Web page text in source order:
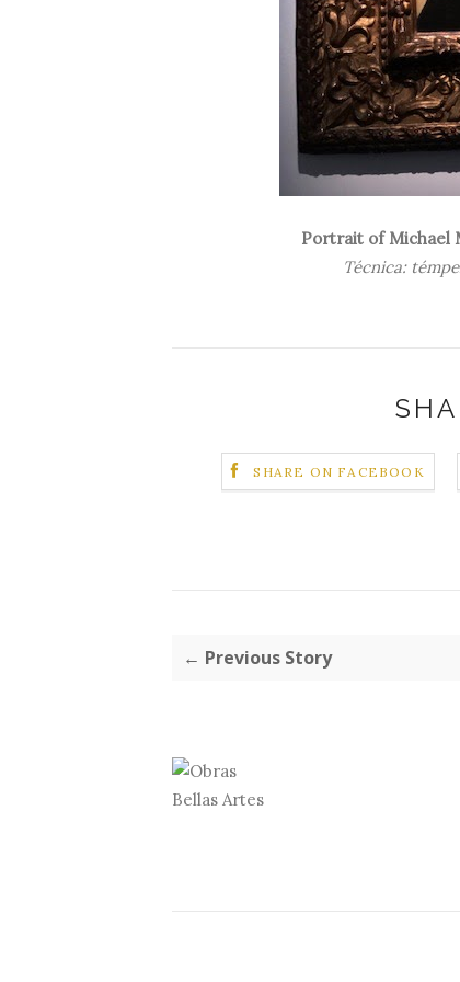
Portrait of Michael
Técnica:
SHARE ON FACEBOOK
← Previous Story